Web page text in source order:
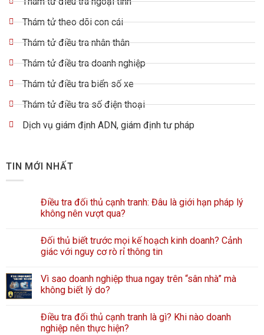
Thám tử theo dõi con cái
Thám tử điều tra nhân thân
Thám tử điều tra doanh nghiệp
Thám tử điều tra biển số xe
Thám tử điều tra số điện thoại
Dịch vụ giám định ADN, giám định tư pháp
TIN MỚI NHẤT
Điều tra đối thủ cạnh tranh: Đâu là giới hạn pháp lý
không nên vượt qua?
Đối thủ biết trước mọi kế hoạch kinh doanh? Cảnh
giác với nguy cơ rò rỉ thông tin
Vì sao doanh nghiệp thua ngay trên “sân nhà” mà
không biết lý do?
Điều tra đối thủ cạnh tranh là gì? Khi nào doanh
nghiệp nên thực hiện?